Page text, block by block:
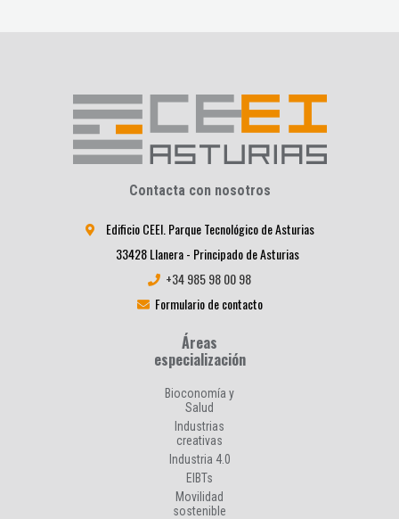
Contacta con nosotros
Edificio CEEI. Parque Tecnológico de Asturias
33428 Llanera - Principado de Asturias
+34 985 98 00 98
Formulario de contacto
Áreas
especialización
Bioconomía y
Salud
Industrias
creativas
Industria 4.0
EIBTs
Movilidad
sostenible